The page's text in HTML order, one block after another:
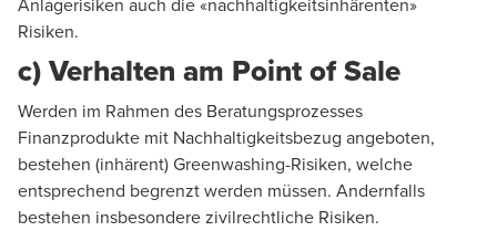
Risiken.
c) Verhalten am Point of Sale
Werden im Rahmen des Beratungsprozesses
Finanzprodukte mit Nachhaltigkeitsbezug angeboten,
bestehen (inhärent) Greenwashing-Risiken, welche
entsprechend begrenzt werden müssen. Andernfalls
bestehen insbesondere zivilrechtliche Risiken.